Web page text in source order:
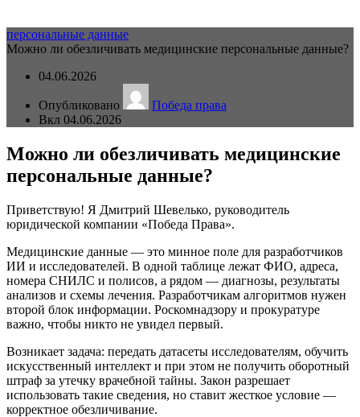
персональные данные
Можно ли обезличивать медицинские персональные данные?
04.06.2026
Опубликовано
Победа права
Вкл 04.06.2026
Можно ли обезличивать медицинские
персональные данные?
Приветствую! Я Дмитрий Шевелько, руководитель
юридической компании «Победа Права».
Медицинские данные — это минное поле для разработчиков
ИИ и исследователей. В одной таблице лежат ФИО, адреса,
номера СНИЛС и полисов, а рядом — диагнозы, результаты
анализов и схемы лечения. Разработчикам алгоритмов нужен
второй блок информации. Роскомнадзору и прокуратуре
важно, чтобы никто не увидел первый.
Возникает задача: передать датасеты исследователям, обучить
искусственный интеллект и при этом не получить оборотный
штраф за утечку врачебной тайны. Закон разрешает
использовать такие сведения, но ставит жесткое условие —
корректное обезличивание.